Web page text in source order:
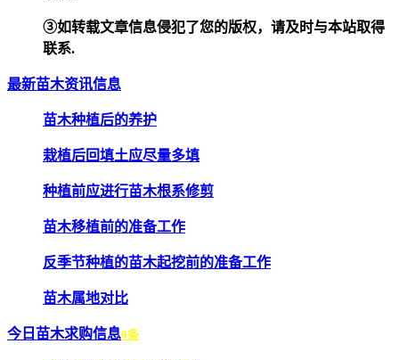
③如转载文章信息侵犯了您的版权，请及时与本站取得
联系.
最新苗木资讯信息
苗木种植后的养护
栽植后回填土应尽量多填
种植前应进行苗木根系修剪
苗木移植前的准备工作
反季节种植的苗木起挖前的准备工作
苗木属地对比
今日苗木求购信息0条